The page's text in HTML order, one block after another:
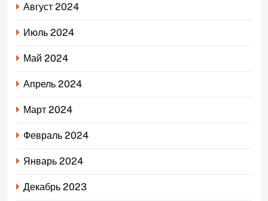
Август 2024
Июль 2024
Май 2024
Апрель 2024
Март 2024
Февраль 2024
Январь 2024
Декабрь 2023